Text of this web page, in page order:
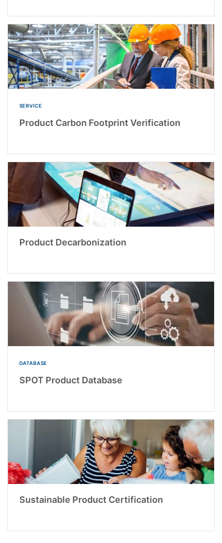
SERVICE
Product Carbon Footprint Verification
Product Decarbonization
DATABASE
SPOT Product Database
Sustainable Product Certification